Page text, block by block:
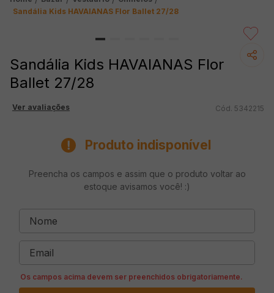
Sandália Kids HAVAIANAS Flor Ballet 27/28
Sandália Kids HAVAIANAS Flor
Ballet 27/28
Ver avaliações 5342215
Produto indisponível
Preencha os campos e assim que o produto voltar ao
estoque avisamos você! :)